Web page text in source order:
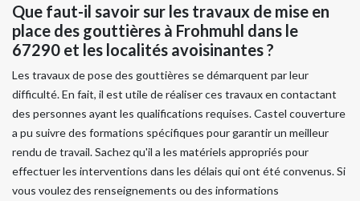
Que faut-il savoir sur les travaux de mise en
place des gouttières à Frohmuhl dans le
67290 et les localités avoisinantes ?
Les travaux de pose des gouttières se démarquent par leur
difficulté. En fait, il est utile de réaliser ces travaux en contactant
des personnes ayant les qualifications requises. Castel couverture
a pu suivre des formations spécifiques pour garantir un meilleur
rendu de travail. Sachez qu'il a les matériels appropriés pour
effectuer les interventions dans les délais qui ont été convenus. Si
vous voulez des renseignements ou des informations